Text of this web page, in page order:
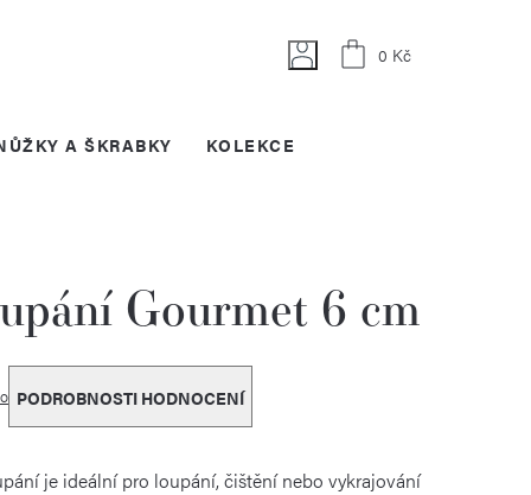
Nákupní
0 Kč
A ŠKRABKY KOLEKCE
Gourmet 6 cm
PODROBNOSTI HODNOCENÍ
je ideální pro loupání, čištění nebo vykrajování